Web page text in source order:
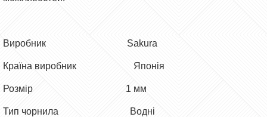
Виробник Sakura
Країна виробник Японія
Розмір 1 мм
Тип чорнила Водні